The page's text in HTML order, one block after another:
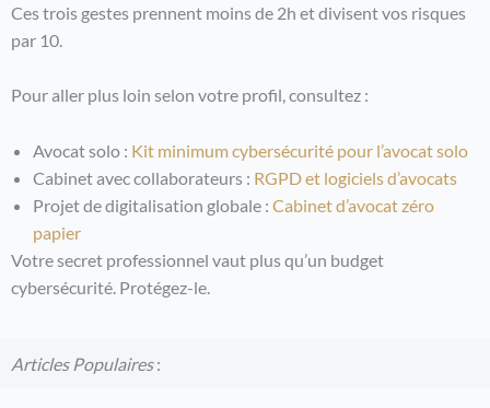
Ces trois gestes prennent moins de 2h et divisent vos risques
par 10.
Pour aller plus loin selon votre profil, consultez :
Avocat solo : Kit minimum cybersécurité pour l’avocat solo
Cabinet avec collaborateurs : RGPD et logiciels d’avocats
Projet de digitalisation globale : Cabinet d’avocat zéro
papier
Votre secret professionnel vaut plus qu’un budget
cybersécurité. Protégez-le.
Articles Populaires: